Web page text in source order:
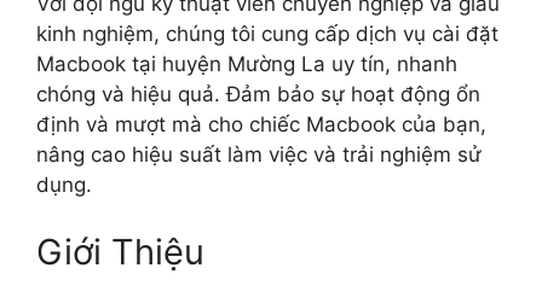
kinh nghiệm, chúng tôi cung cấp dịch vụ cài đặt
Macbook tại huyện Mường La uy tín, nhanh
chóng và hiệu quả. Đảm bảo sự hoạt động ổn
định và mượt mà cho chiếc Macbook của bạn,
nâng cao hiệu suất làm việc và trải nghiệm sử
dụng.
Giới Thiệu